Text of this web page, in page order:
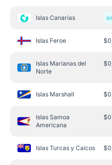
Islas Canarias
Islas Feroe $
Islas Marianas del
Norte
$
Islas Marshall $
Islas Samoa
Americana
$
Islas Turcas y Caicos $